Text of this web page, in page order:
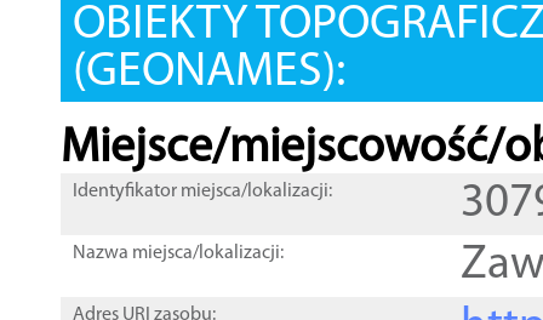
OBIEKTY
(GEONAMES):
Miejsce/miejscowość/
Identyfikator miejsca/lokalizacji:
Nazwa miejsca/lokalizacji:
Adres URI zasobu: